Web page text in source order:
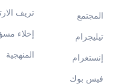
تريف
إخلاء
المنهجية
المجتمع
تيليجرام
إنستغرام
فيس بوك